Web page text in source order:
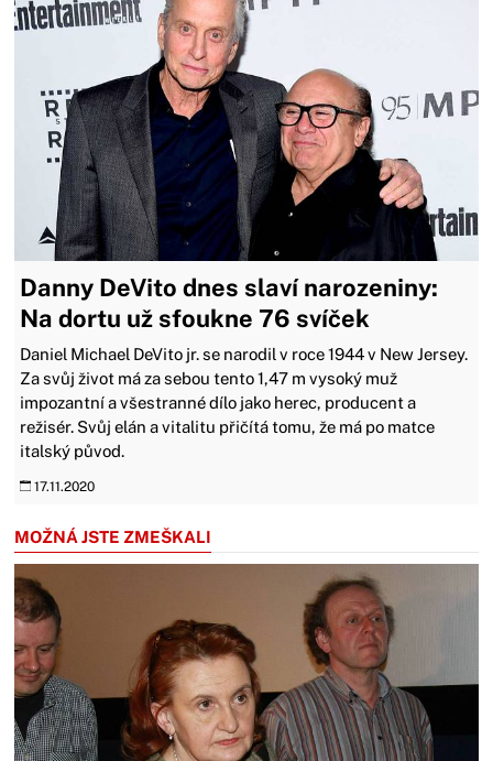
Danny DeVito dnes slaví narozeniny:
Na dortu už sfoukne 76 svíček
Daniel Michael DeVito jr. se narodil v roce 1944 v New Jersey.
Za svůj život má za sebou tento 1,47 m vysoký muž
impozantní a všestranné dílo jako herec, producent a
režisér. Svůj elán a vitalitu přičítá tomu, že má po matce
italský původ.
17.11.2020
MOŽNÁ JSTE ZMEŠKALI